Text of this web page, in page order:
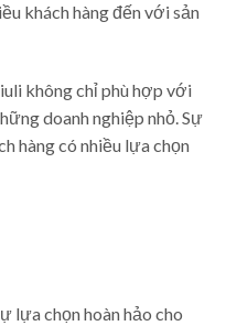
khách hàng đến với sản
không chỉ phù hợp với
doanh nghiệp nhỏ. Sự
hàng có nhiều lựa chọn
lựa chọn hoàn hảo cho